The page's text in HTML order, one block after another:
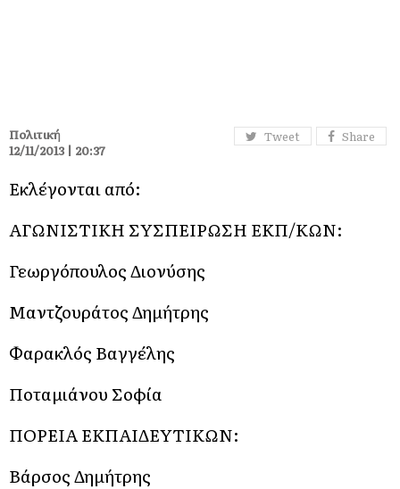
Tweet Share
Πολιτική
12/11/2013 | 20:37
Εκλέγονται από:
ΑΓΩΝΙΣΤΙΚΗ ΣΥΣΠΕΙΡΩΣΗ ΕΚΠ/ΚΩΝ:
Γεωργόπουλος Διονύσης
Μαντζουράτος Δημήτρης
Φαρακλός Βαγγέλης
Ποταμιάνου Σοφία
ΠΟΡΕΙΑ ΕΚΠΑΙΔΕΥΤΙΚΩΝ:
Βάρσος Δημήτρης